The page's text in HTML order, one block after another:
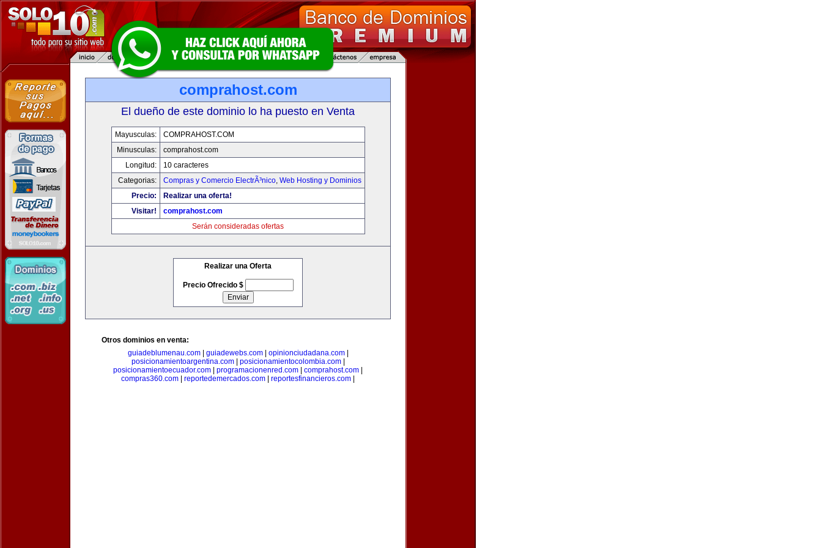
comprahost.com
El dueño de este dominio lo ha puesto en Venta
Mayusculas:
COMPRAHOST.COM
Minusculas:
comprahost.com
Longitud:
10 caracteres
Categorias:
Compras y Comercio ElectrÃ³nico, Web Hosting y Dominios
Precio:
Realizar una oferta!
Visitar!
comprahost.com
Serán consideradas ofertas
Realizar una Oferta
Precio Ofrecido $
Otros dominios en venta:
guiadeblumenau.com| guiadewebs.com| opinionciudadana.com|
posicionamientoargentina.com| posicionamientocolombia.com|
posicionamientoecuador.com
programacionenred.com comprahost.com
compras360.com
reportedemercados.com reportesfinancieros.com